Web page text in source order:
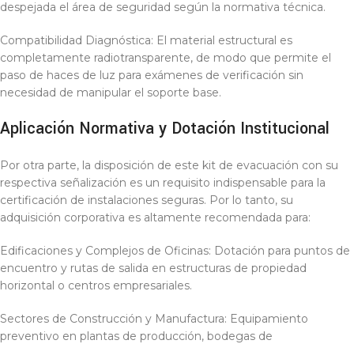
despejada el área de seguridad según la normativa técnica.
Compatibilidad Diagnóstica: El material estructural es
completamente radiotransparente, de modo que permite el
paso de haces de luz para exámenes de verificación sin
necesidad de manipular el soporte base.
Aplicación Normativa y Dotación Institucional
Por otra parte, la disposición de este kit de evacuación con su
respectiva señalización es un requisito indispensable para la
certificación de instalaciones seguras. Por lo tanto, su
adquisición corporativa es altamente recomendada para:
Edificaciones y Complejos de Oficinas: Dotación para puntos de
encuentro y rutas de salida en estructuras de propiedad
horizontal o centros empresariales.
Sectores de Construcción y Manufactura: Equipamiento
preventivo en plantas de producción, bodegas de